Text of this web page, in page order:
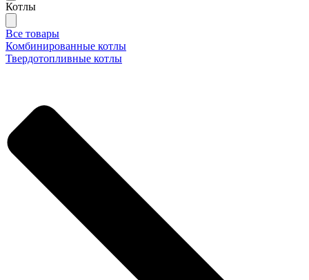
Котлы
Все товары
Комбинированные котлы
Твердотопливные котлы